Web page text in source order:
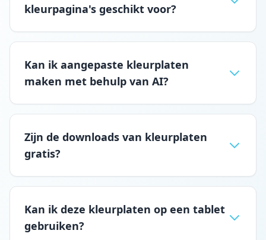
kleurpagina's geschikt voor?
Kan ik aangepaste kleurplaten
maken met behulp van AI?
Zijn de downloads van kleurplaten
gratis?
Kan ik deze kleurplaten op een tablet
gebruiken?